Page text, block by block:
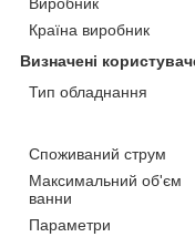
Країна виробник
Визначені
Тип обладнання
Споживаний струм
Максимальний об'єм
ванни
Параметри